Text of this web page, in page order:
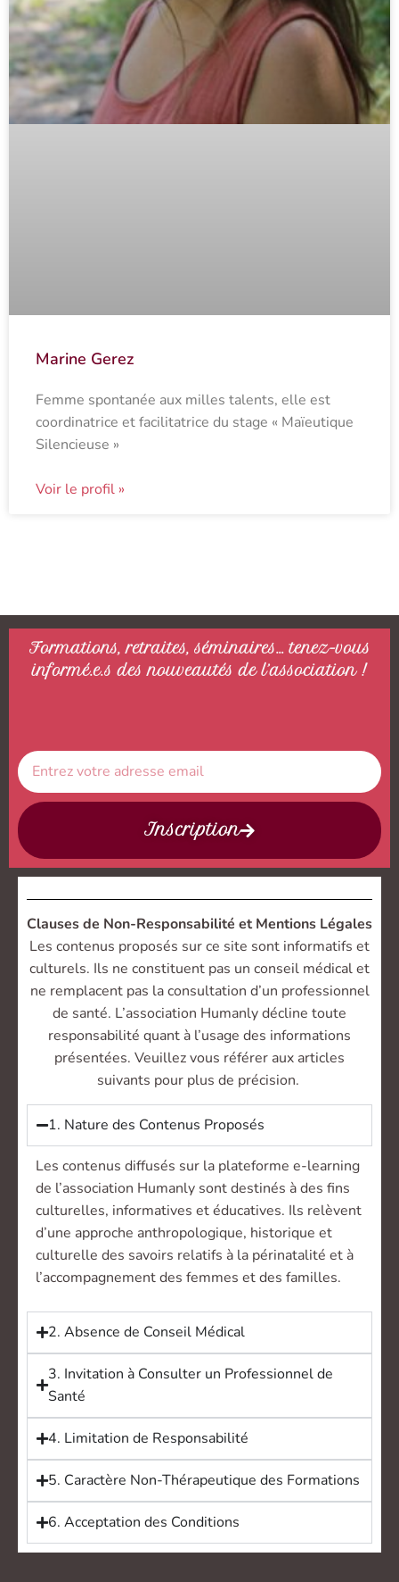
Marine Gerez
Femme spontanée aux milles talents, elle est
coordinatrice et facilitatrice du stage « Maïeutique
Silencieuse »
Voir le profil »
Formations, retraites, séminaires… tenez-vous
informé.e.s des nouveautés de l’association !
Inscription
Clauses de Non-Responsabilité et Mentions Légales
Les contenus proposés sur ce site sont informatifs et
culturels. Ils ne constituent pas un conseil médical et
ne remplacent pas la consultation d’un professionnel
de santé. L’association Humanly décline toute
responsabilité quant à l’usage des informations
présentées. Veuillez vous référer aux articles
suivants pour plus de précision.
1. Nature des Contenus Proposés
Les contenus diffusés sur la plateforme e-learning
de l’association Humanly sont destinés à des fins
culturelles, informatives et éducatives. Ils relèvent
d’une approche anthropologique, historique et
culturelle des savoirs relatifs à la périnatalité et à
l’accompagnement des femmes et des familles.
2. Absence de Conseil Médical
3. Invitation à Consulter un Professionnel de
Santé
4. Limitation de Responsabilité
5. Caractère Non-Thérapeutique des Formations
6. Acceptation des Conditions